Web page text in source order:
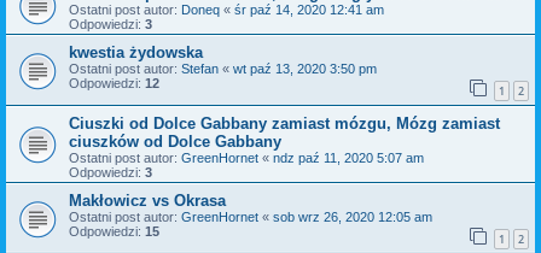
Ostatni post autor: Doneq « śr paź 14, 2020 12:41 am
Odpowiedzi: 3
kwestia żydowska
Ostatni post autor: Stefan « wt paź 13, 2020 3:50 pm
Odpowiedzi: 12 1 2
Ciuszki od Dolce Gabbany zamiast mózgu, Mózg zamiast
ciuszków od Dolce Gabbany
Ostatni post autor: GreenHornet « ndz paź 11, 2020 5:07 am
Odpowiedzi: 3
Makłowicz vs Okrasa
Ostatni post autor: GreenHornet « sob wrz 26, 2020 12:05 am
Odpowiedzi: 15 1 2